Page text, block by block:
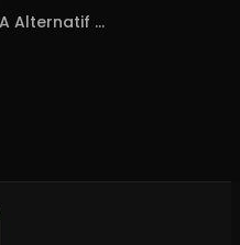
Alternatif ...